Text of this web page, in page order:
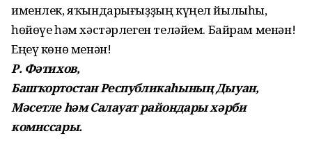
именлек, яҡындарығыҙҙың күңел йылыһы,
һөйөүе һәм хәстәрлеген теләйем. Байрам менән!
Еңеү көнө менән!
Р. Фәтихов,
Башҡортостан Республикаһының Дыуан,
Мәсетле һәм Салауат райондарыхәрби
комиссары.